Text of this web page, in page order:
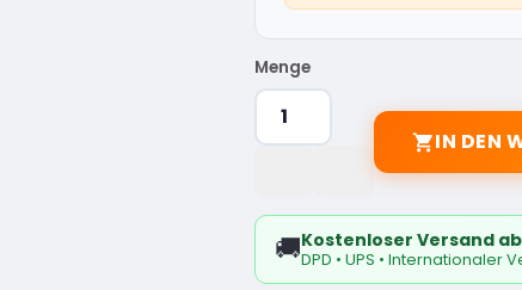
Menge
IN DEN
🚚Kostenloser Versand
DPD • UPS • Internationaler